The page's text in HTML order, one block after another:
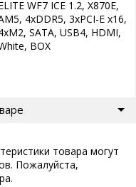
WF7 ICE 1.2, X870E,
4xDDR5, 3xPCI-E x16,
SATA, USB4, HDMI,
BOX
товара могут
Пожалуйста,